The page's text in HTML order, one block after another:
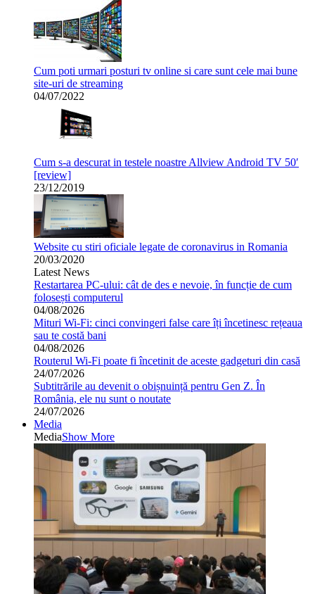
Cum poti urmari posturi tv online si care sunt cele mai bune
site-uri de streaming
04/07/2022
Cum s-a descurat in testele noastre Allview Android TV 50′
[review]
23/12/2019
Website cu stiri oficiale legate de coronavirus in Romania
20/03/2020
Latest News
Restartarea PC-ului: cât de des e nevoie, în funcție de cum
folosești computerul
04/08/2026
Mituri Wi-Fi: cinci convingeri false care îți încetinesc rețeaua
sau te costă bani
04/08/2026
Routerul Wi-Fi poate fi încetinit de aceste gadgeturi din casă
24/07/2026
Subtitrările au devenit o obișnuință pentru Gen Z. În
România, ele nu sunt o noutate
24/07/2026
Media
MediaShow More